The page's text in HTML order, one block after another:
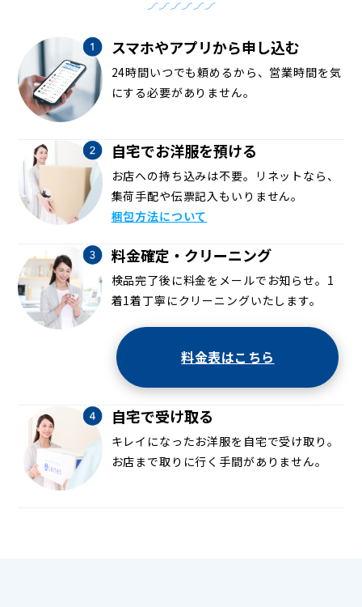
スマホやアプリから申し込む
24時間いつでも頼めるから、営業時間を気
にする必要がありません。
自宅でお洋服を預ける
お店への持ち込みは不要。リネットなら、
集荷手配や伝票記入もいりません。
梱包方法について
料金確定・クリーニング
検品完了後に料金をメールでお知らせ。1
着1着丁寧にクリーニングいたします。
料金表はこちら
自宅で受け取る
キレイになったお洋服を自宅で受け取り。
お店まで取りに行く手間がありません。